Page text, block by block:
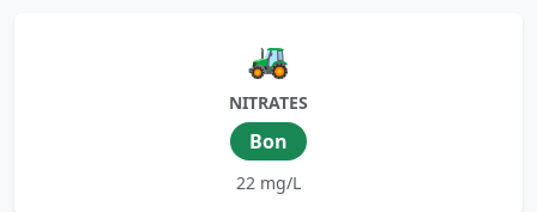
🚜
NITRATES
Bon
22 mg/L